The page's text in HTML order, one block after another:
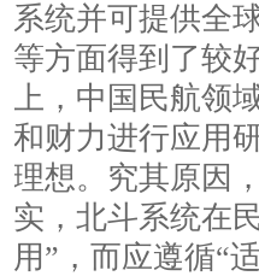
系统并可提供全
等方面得到了
上，中国民航领
和财力进行应用
理想。究其原因
实，北斗系统在
用”，而应遵循“